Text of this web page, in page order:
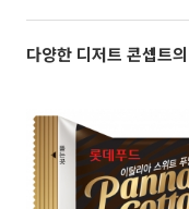
다양한 디저트 콘셉트